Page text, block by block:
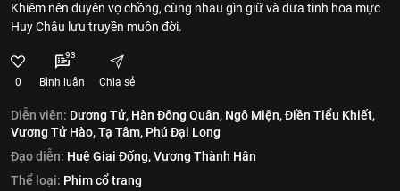
Khiêm nên duyên vợ chồng, cùng nhau gìn giữ và đưa tinh hoa mực
Huy Châu lưu truyền muôn đời.
0
93
Bình luận Chia sẻ
Diễn viên: Dương Tử, Hàn Đông Quân, Ngô Miện,Điền Tiểu Khiết,
Vương Tử Hào,Tạ Tâm, Phú Đại Long
Đạo diễn: Huệ Giai Đống,Vương Thành Hân
Thể loại: Phim cổ trang